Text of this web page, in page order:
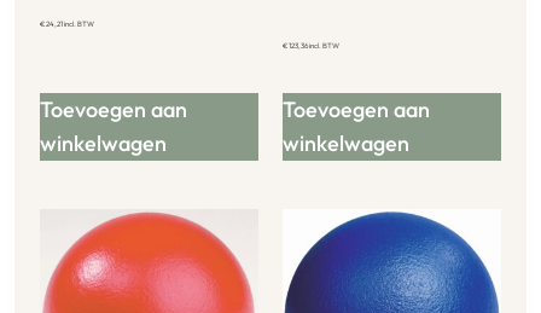
€24,21incl. BTW
Toevoegen aan
winkelwagen
€123,36incl. BTW
Toevoegen aan
winkelwagen